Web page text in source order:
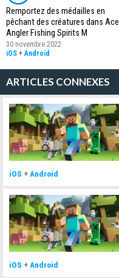
Remportez des médailles en
pêchant des créatures dans Ace
Angler Fishing Spirits M
30 novembre 2022
iOS + Android
ARTICLES CONNEXES
iOS + Android
iOS + Android